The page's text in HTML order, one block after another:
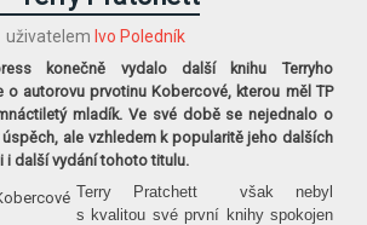
uživatelem Ivo Poledník
konečně vydalo další knihu Terryho
o autorovu prvotinu Kobercové, kterou měl TP
mladík. Ve své době se nejednalo o
ale vzhledem k popularitě jeho dalších
i další vydání tohoto titulu.
Terry Pratchett
však nebyl
s kvalitou své první knihy spokojen